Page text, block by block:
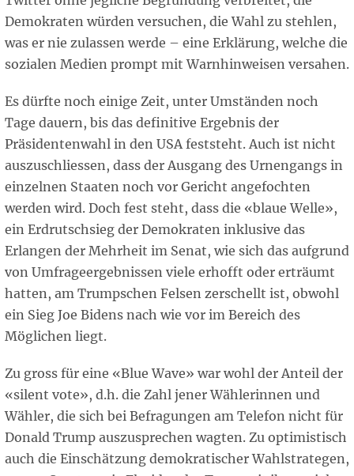
Demokraten würden versuchen, die Wahl zu stehlen,
was er nie zulassen werde – eine Erklärung, welche die
sozialen Medien prompt mit Warnhinweisen versahen.
Es dürfte noch einige Zeit, unter Umständen noch
Tage dauern, bis das definitive Ergebnis der
Präsidentenwahl in den USA feststeht. Auch ist nicht
auszuschliessen, dass der Ausgang des Urnengangs in
einzelnen Staaten noch vor Gericht angefochten
werden wird. Doch fest steht, dass die «blaue Welle»,
ein Erdrutschsieg der Demokraten inklusive das
Erlangen der Mehrheit im Senat, wie sich das aufgrund
von Umfrageergebnissen viele erhofft oder erträumt
hatten, am Trumpschen Felsen zerschellt ist, obwohl
ein Sieg Joe Bidens nach wie vor im Bereich des
Möglichen liegt.
Zu gross für eine «Blue Wave» war wohl der Anteil der
«silent vote», d.h. die Zahl jener Wählerinnen und
Wähler, die sich bei Befragungen am Telefon nicht für
Donald Trump auszusprechen wagten. Zu optimistisch
auch die Einschätzung demokratischer Wahlstrategen,